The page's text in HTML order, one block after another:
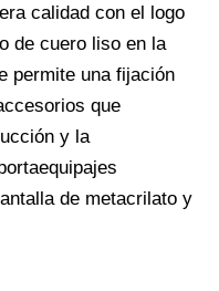
calidad con el logo
de cuero liso en la
permite una fijación
que
y la
de metacrilato y